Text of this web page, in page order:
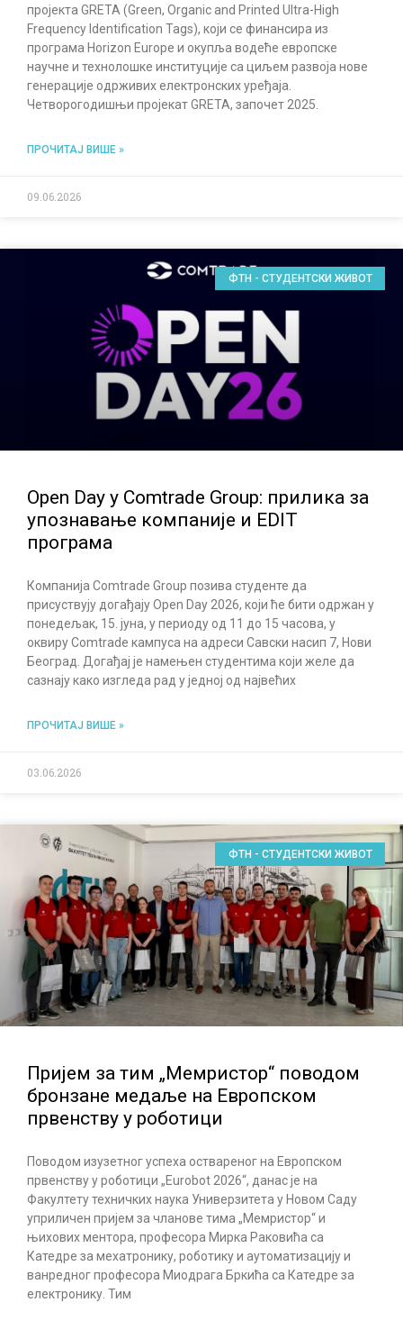
пројекта GRETA (Green, Organic and Printed Ultra-High
Frequency Identification Tags), који се финансира из
програма Horizon Europe и окупља водеће европске
научне и технолошке институције са циљем развоја нове
генерације одрживих електронских уређаја.
Четворогодишњи пројекат GRETA, започет 2025.
ПРОЧИТАЈ ВИШЕ »
09.06.2026
ФТН - СТУДЕНТСКИ ЖИВОТ
Open Day у Comtrade Group: прилика за
упознавање компаније и EDIT
програма
Компанија Comtrade Group позива студенте да
присуствују догађају Open Day 2026, који ће бити одржан у
понедељак, 15. јуна, у периоду од 11 до 15 часова, у
оквиру Comtrade кампуса на адреси Савски насип 7, Нови
Београд. Догађај је намењен студентима који желе да
сазнају како изгледа рад у једној од највећих
ПРОЧИТАЈ ВИШЕ »
03.06.2026
ФТН - СТУДЕНТСКИ ЖИВОТ
Пријем за тим „Мемристор“ поводом
бронзане медаље на Европском
првенству у роботици
Поводом изузетног успеха оствареног на Европском
првенству у роботици „Eurobot 2026“, данас је на
Факултету техничких наука Универзитета у Новом Саду
уприличен пријем за чланове тима „Мемристор“ и
њихових ментора, професора Мирка Раковића са
Катедре за мехатронику, роботику и аутоматизацију и
ванредног професора Миодрага Бркића са Катедре за
електронику. Тим